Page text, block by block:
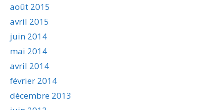
août 2015
avril 2015
juin 2014
mai 2014
avril 2014
février 2014
décembre 2013